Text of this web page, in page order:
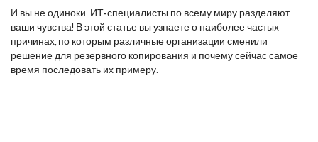
И вы не одиноки. ИТ-специалисты по всему миру разделяют
ваши чувства! В этой статье вы узнаете о наиболее частых
причинах, по которым различные организации сменили
решение для резервного копирования и почему сейчас самое
время последовать их примеру.